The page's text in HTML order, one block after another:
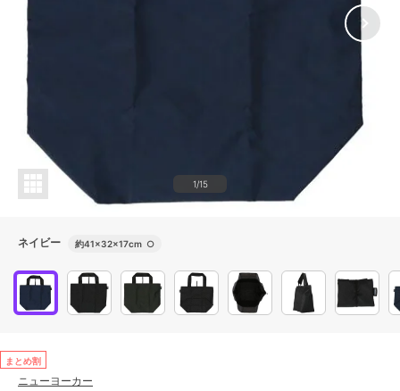
1/15
ネイビー 約41×32×17cm ○
まとめ割
ニューヨーカー